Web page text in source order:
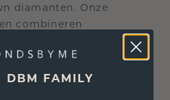
diamanten. Onze
combineren
vakmanschap,
ethisch als prachtig zijn.
DBM FAMILY